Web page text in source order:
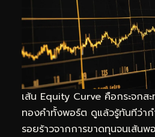
เส้น Equity Curve คือกระจกส
ทองคำทั้งพอร์ต ดูแล้วรู้ทันทีว่าก
รอยร้าวจากการขาดทุนจนเส้นพ